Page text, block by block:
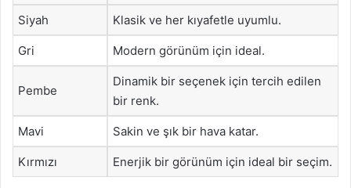
Siyah Klasik ve her kıyafetle uyumlu.
Gri Modern görünüm için ideal.
Pembe
Dinamik bir seçenek için tercih edilen
bir renk.
Mavi Sakin ve şık bir hava katar.
Kırmızı Enerjik bir görünüm için ideal bir seçim.